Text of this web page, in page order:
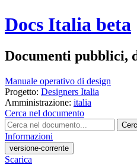
Docs Italia beta
Documenti pubblici,
Manuale operativo di design
Progetto: Designers Italia
Amministrazione: italia
Cerca nel documento
Informazioni
versione-corrente
Scarica